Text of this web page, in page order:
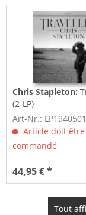
Chris Stapleton:
(2-LP)
Art-Nr.: LP1940501
Article doit être
commandé
44,95 € *
Tout